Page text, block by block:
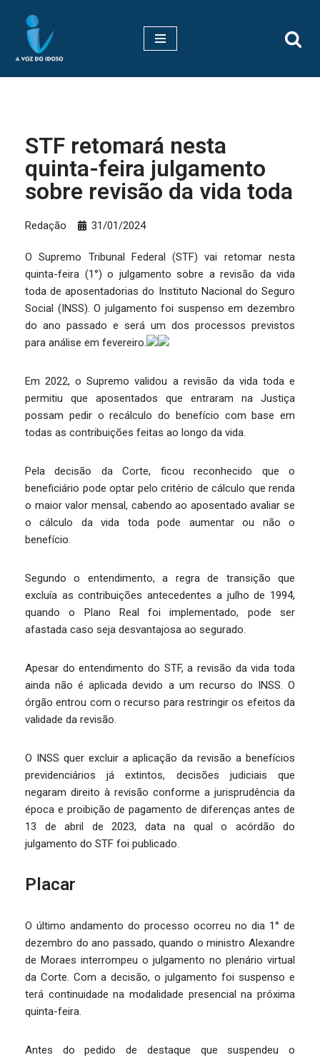
Pular
para
STF retomará nesta
quinta-feira julgamento
sobre revisão da vida toda
Redação 31/01/2024
O Supremo Tribunal Federal (STF) vai retomar nesta
quinta-feira (1°) o julgamento sobre a revisão da vida
toda de aposentadorias do Instituto Nacional do Seguro
Social (INSS). O julgamento foi suspenso em dezembro
do ano passado e será um dos processos previstos
para análise em fevereiro.
Em 2022, o Supremo validou a revisão da vida toda e
permitiu que aposentados que entraram na Justiça
possam pedir o recálculo do benefício com base em
todas as contribuições feitas ao longo da vida.
Pela decisão da Corte, ficou reconhecido que o
beneficiário pode optar pelo critério de cálculo que renda
o maior valor mensal, cabendo ao aposentado avaliar se
o cálculo da vida toda pode aumentar ou não o
benefício.
Segundo o entendimento, a regra de transição que
excluía as contribuições antecedentes a julho de 1994,
quando o Plano Real foi implementado, pode ser
afastada caso seja desvantajosa ao segurado.
Apesar do entendimento do STF, a revisão da vida toda
ainda não é aplicada devido a um recurso do INSS. O
órgão entrou com o recurso para restringir os efeitos da
validade da revisão.
O INSS quer excluir a aplicação da revisão a benefícios
previdenciários já extintos, decisões judiciais que
negaram direito à revisão conforme a jurisprudência da
época e proibição de pagamento de diferenças antes de
13 de abril de 2023, data na qual o acórdão do
julgamento do STF foi publicado.
Placar
O último andamento do processo ocorreu no dia 1° de
dezembro do ano passado, quando o ministro Alexandre
de Moraes interrompeu o julgamento no plenário virtual
da Corte. Com a decisão, o julgamento foi suspenso e
terá continuidade na modalidade presencial na próxima
quinta-feira.
Antes do pedido de destaque que suspendeu o